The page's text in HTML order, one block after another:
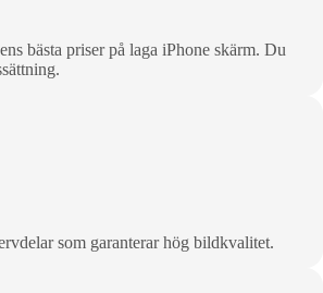
bästa priser på laga iPhone skärm. Du
som garanterar hög bildkvalitet.